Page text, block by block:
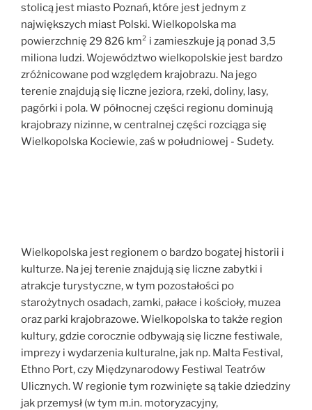
stolicą jest miasto Poznań, które jest jednym z
największych miast Polski. Wielkopolska ma
powierzchnię 29 826 km² i zamieszkuje ją ponad 3,5
miliona ludzi. Województwo wielkopolskie jest bardzo
zróżnicowane pod względem krajobrazu. Na jego
terenie znajdują się liczne jeziora, rzeki, doliny, lasy,
pagórki i pola. W północnej części regionu dominują
krajobrazy nizinne, w centralnej części rozciąga się
Wielkopolska Kociewie, zaś w południowej - Sudety.
Wielkopolska jest regionem o bardzo bogatej historii i
kulturze. Na jej terenie znajdują się liczne zabytki i
atrakcje turystyczne, w tym pozostałości po
starożytnych osadach, zamki, pałace i kościoły, muzea
oraz parki krajobrazowe. Wielkopolska to także region
kultury, gdzie corocznie odbywają się liczne festiwale,
imprezy i wydarzenia kulturalne, jak np. Malta Festival,
Ethno Port, czy Międzynarodowy Festiwal Teatrów
Ulicznych. W regionie tym rozwinięte są takie dziedziny
jak przemysł (w tym m.in. motoryzacyjny,